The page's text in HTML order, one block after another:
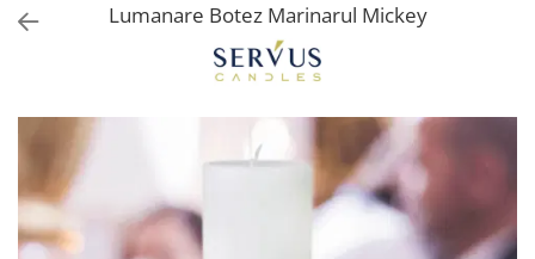
Lumanare Botez Marinarul Mickey